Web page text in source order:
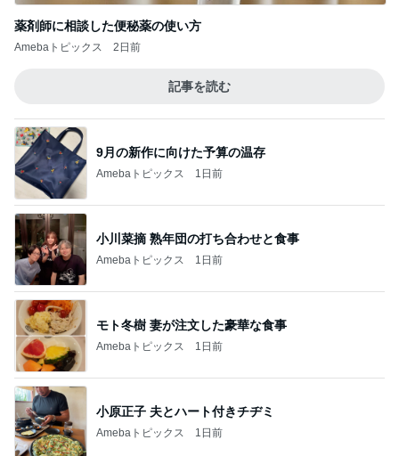
薬剤師に相談した便秘薬の使い方
Amebaトピックス 2日前
記事を読む
9月の新作に向けた予算の温存
Amebaトピックス 1日前
小川菜摘 熟年団の打ち合わせと食事
Amebaトピックス 1日前
モト冬樹 妻が注文した豪華な食事
Amebaトピックス 1日前
小原正子 夫とハート付きチヂミ
Amebaトピックス 1日前